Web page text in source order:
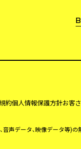
約個人情報保護方針お客
音声データ、映像データ等)